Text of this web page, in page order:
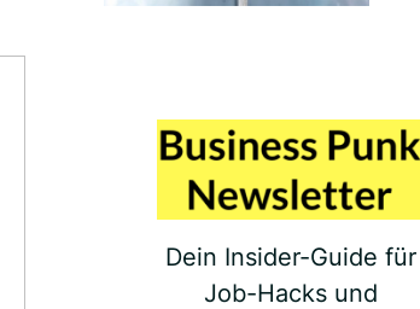
Dein Insider-Guide für
Job-Hacks und